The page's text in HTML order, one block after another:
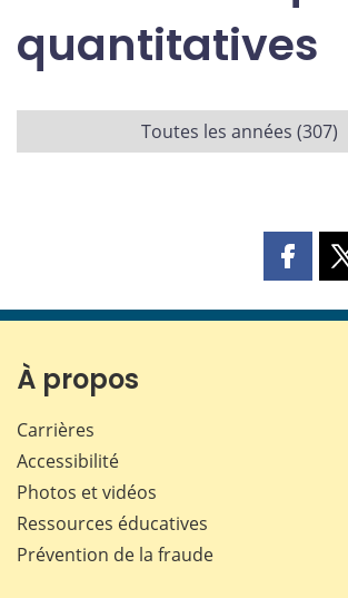
quantitatives
Toutes les années (307)
page
À propos
Carrières
Accessibilité
Photos et vidéos
Ressources éducatives
Prévention de la fraude